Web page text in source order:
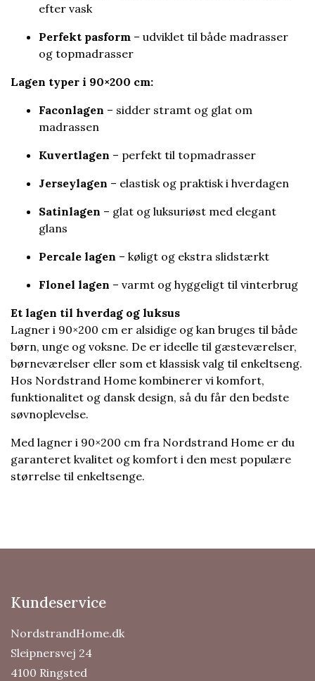
efter vask
Perfekt pasform – udviklet til både madrasser
og topmadrasser
Lagen typer i 90×200 cm:
Faconlagen – sidder stramt og glat om
madrassen
Kuvertlagen – perfekt til topmadrasser
Jerseylagen – elastisk og praktisk i hverdagen
Satinlagen – glat og luksuriøst med elegant
glans
Percale lagen – køligt og ekstra slidstærkt
Flonel lagen – varmt og hyggeligt til vinterbrug
Et lagen til hverdag og luksus
Lagner i 90×200 cm er alsidige og kan bruges til både
børn, unge og voksne. De er ideelle til gæsteværelser,
børneværelser eller som et klassisk valg til enkeltseng.
Hos Nordstrand Home kombinerer vi komfort,
funktionalitet og dansk design, så du får den bedste
søvnoplevelse.
Med lagner i 90×200 cm fra Nordstrand Home er du
garanteret kvalitet og komfort i den mest populære
størrelse til enkeltsenge.
Kundeservice
NordstrandHome.dk
Sleipnersvej 24
4100 Ringsted